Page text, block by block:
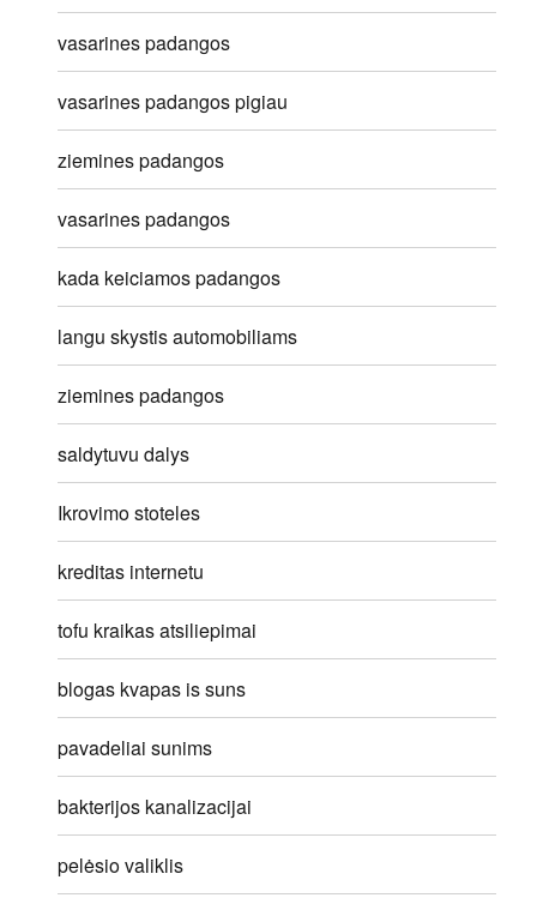
vasarines padangos
vasarines padangos pigiau
ziemines padangos
vasarines padangos
kada keiciamos padangos
langu skystis automobiliams
ziemines padangos
saldytuvu dalys
Ikrovimo stoteles
kreditas internetu
tofu kraikas atsiliepimai
blogas kvapas is suns
pavadeliai sunims
bakterijos kanalizacijai
pelėsio valiklis